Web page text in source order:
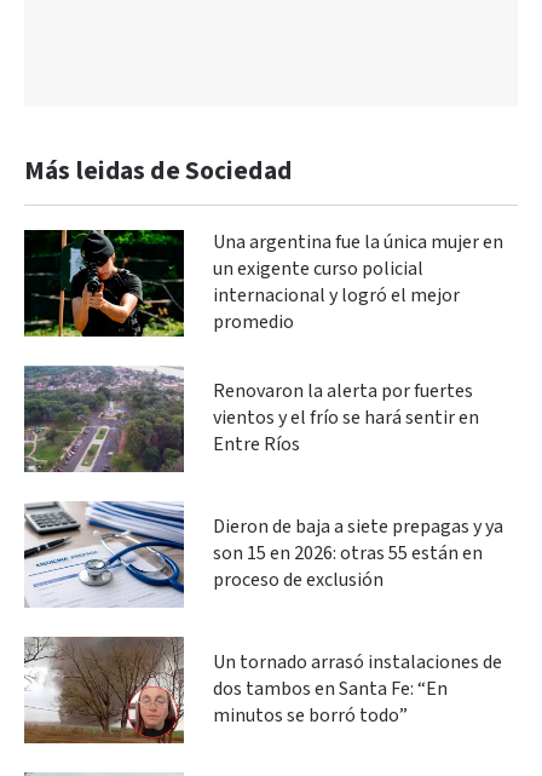
Más leidas de Sociedad
Una argentina fue la única mujer en
un exigente curso policial
internacional y logró el mejor
promedio
Renovaron la alerta por fuertes
vientos y el frío se hará sentir en
Entre Ríos
Dieron de baja a siete prepagas y ya
son 15 en 2026: otras 55 están en
proceso de exclusión
Un tornado arrasó instalaciones de
dos tambos en Santa Fe: “En
minutos se borró todo”